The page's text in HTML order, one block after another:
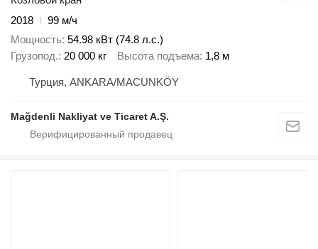
2018
99 м/ч
Мощность 54.98 кВт (74.8 л.с.)
Грузопод. 20 000 кг Высота подъема 1,8 м
Турция, ANKARA/MACUNKÖY
Mağdenli Nakliyat ve Ticaret A.Ş.